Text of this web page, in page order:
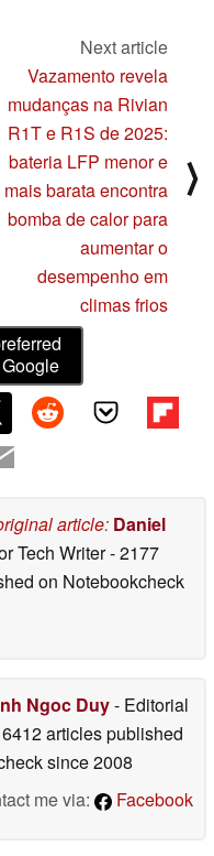
Next article
Vazamento revela
mudanças na Rivian
R1T e R1S de 2025:
bateria LFP menor e
mais barata encontra
bomba de calor para
aumentar o
desempenho em
climas frios
⟩
article: Daniel
Tech Writer- 2177
on Notebookcheck
Ngoc Duy- Editorial
articles published
since 2008
me via:
Facebook